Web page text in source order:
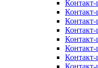
Контакт-
Контакт-
Контакт-
Контакт-
Контакт-
Контакт-